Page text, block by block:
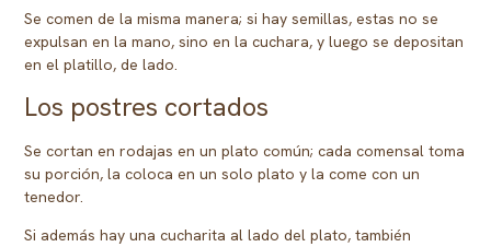
Se comen de la misma manera; si hay semillas, estas no se
expulsan en la mano, sino en la cuchara, y luego se depositan
en el platillo, de lado.
Los postres cortados
Se cortan en rodajas en un plato común; cada comensal toma
su porción, la coloca en un solo plato y la come con un
tenedor.
Si además hay una cucharita al lado del plato, también